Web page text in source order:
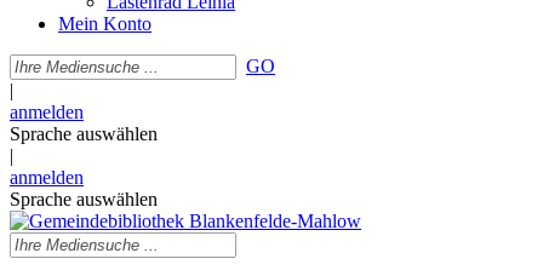
Mein Konto
GO
|
anmelden
Sprache auswählen
|
anmelden
Sprache auswählen